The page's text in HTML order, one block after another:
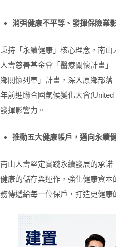
消弭健康不平等、發揮保險業
秉持「永續健康」核心理念，南
人壽慈善基金會「醫療關懷計畫
鄉關懷列車」計畫，深入原鄉部
年前進聯合國氣候變化大會
發揮影響力。
推動五大健康帳戶，邁向永續
南山人壽堅定實踐永續發展的承
健康的儲存與運作，強化健康資
務傳遞給每一位保戶，打造更健康